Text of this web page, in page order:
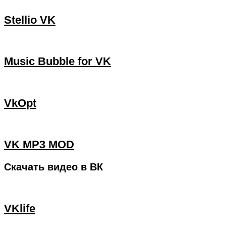
Stellio VK
Music Bubble for VK
VkOpt
VK MP3 MOD
Скачать видео в ВК
VKlife